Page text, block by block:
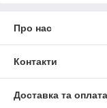
Про нас
Контакти
Доставка та оплата